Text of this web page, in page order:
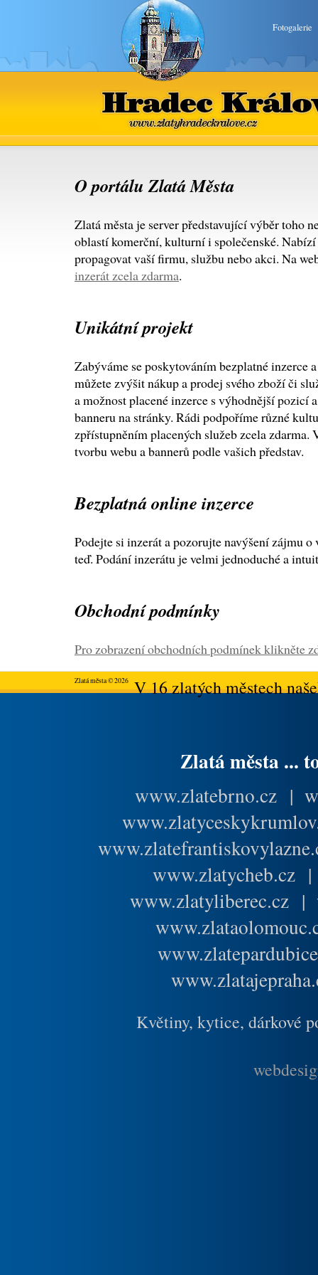
Fotogalerie
Hradec Králové
www.zlatyhradeckralove.cz
O portálu Zlatá Města
Zlatá města je server představující výběr toho
oblastí komerční, kulturní i společenské.
propagovat vaší firmu, službu nebo akci. Na
inzerát zcela zdarma.
Unikátní projekt
Zabýváme se poskytováním bezplatné inzerce
můžete zvýšit nákup a prodej svého zboží či
a možnost placené inzerce s výhodnější pozicí
banneru na stránky. Rádi podpoříme různé
zpřístupněním placených služeb zcela
tvorbu webu a bannerů podle vašich představ.
Bezplatná online inzerce
Podejte si inzerát a pozorujte navýšení zájmu
teď. Podání inzerátu je velmi jednoduché a
Obchodní podmínky
Pro zobrazení obchodních podmínek klikněte
Zlatá města © 2026V 16 zlatých městech
Zlatá města ...
www.zlatebrno.cz |
www.zlatycheb.cz
www.zlatyliberec.cz |
Květiny, kytice, dárkové